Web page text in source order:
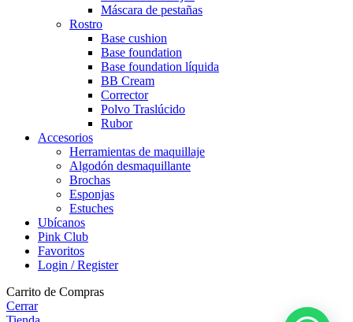
Máscara de pestañas
Rostro
Base cushion
Base foundation
Base foundation líquida
BB Cream
Corrector
Polvo Traslúcido
Rubor
Accesorios
Herramientas de maquillaje
Algodón desmaquillante
Brochas
Esponjas
Estuches
Ubícanos
Pink Club
Favoritos
Login / Register
Carrito de Compras
Cerrar